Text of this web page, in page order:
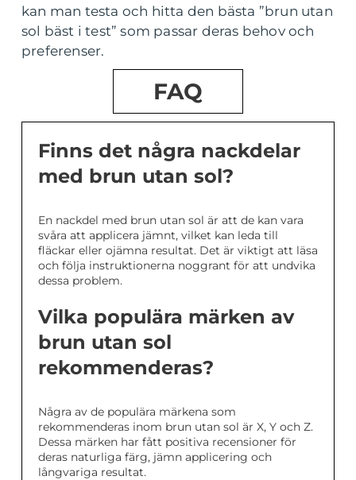
kan man testa och hitta den bästa ”brun utan
sol bäst i test” som passar deras behov och
preferenser.
FAQ
Finns det några nackdelar
med brun utan sol?
En nackdel med brun utan sol är att de kan vara
svåra att applicera jämnt, vilket kan leda till
fläckar eller ojämna resultat. Det är viktigt att läsa
och följa instruktionerna noggrant för att undvika
dessa problem.
Vilka populära märken av
brun utan sol
rekommenderas?
Några av de populära märkena som
rekommenderas inom brun utan sol är X, Y och Z.
Dessa märken har fått positiva recensioner för
deras naturliga färg, jämn applicering och
långvariga resultat.